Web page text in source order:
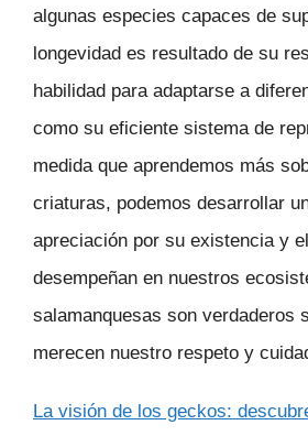
algunas especies capaces de
longevidad es resultado de su
habilidad para adaptarse a
como su eficiente sistema de
medida que aprendemos más
criaturas, podemos desarrollar
apreciación por su existencia y
desempeñan en nuestros
salamanquesas son verdaderos
merecen nuestro respeto y
La visión de los geckos: